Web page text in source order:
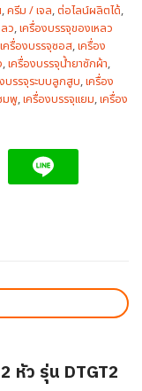
,ครีม / เจล,ต่อไลน์ผลิตได้,
ว,เครื่องบรรจุของเหลว
เครื่องบรรจุซอส,เครื่อง
,เครื่องบรรจุน้ำยาซักผ้า,
บรรจุระบบลูกสูบ,เครื่อง
มพู,เครื่องบรรจุแยม,เครื่อง
หัว รุ่น DTGT2